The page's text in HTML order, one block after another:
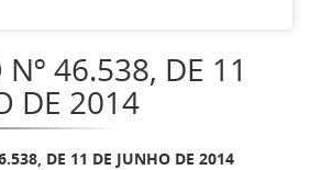
Nº 46.538, DE 11
DE 2014
DE 11 DE JUNHO DE 2014